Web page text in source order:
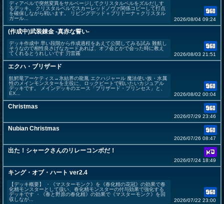
ディアベルで突然変異をサルベージしてクリスタルベルをズルだしす
るデッキ。 クリスタルベルでスカーレッドノヴァ関係コピーして打点
を確保しながら戦います。 リビングデッド＋プリドーナ＋クリスタル
ガール...
2026/08/04 09:24
(作成中)武装錬金 -真赤な誓い-
デッキ作成中 早い段階から作成過程をあえて公開してみる試み 難航し
そうなので相性良さげなカードあれば、オフ会とかで会った時に教え
てくれるとうれしいです 刃雷霧
2026/08/03 21:51
エクハ・ブリザード
飢鰐竜アーケティス→氷結界の龍胤 エクハジャール 魔法使い族・水属
性のメインモンスターを主役に、ロックビートで戦いたいカジュアル
デッキです。 メインデッキのエース「ブリザード・プリンセス」と、
EX...
2026/08/02 00:04
Christmas
2026/07/29 23:46
Nubian Christmas
2026/07/26 08:47
出た！シャークさんのリレーコンボだ！
2026/07/24 18:49
キング・オブ・ハート ver2.4
【デッキ概要】 ・《マスターモンク》を《春化精の花冠》の効果で春
化精モンスターとして扱い、春化精モンスターの付与効果で強化する
デッキです ・《春と野原の春化精》の効果で《マスターモンク》を回
収しなが...
2026/07/22 23:00